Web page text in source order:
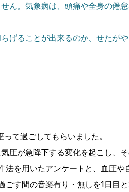
ん。気象病は、頭痛や全身の倦
げることが出来るのか、せた
て過ごしてもらいました。
圧が急降下する変化を起こし、
を用いたアンケートと、血圧や
す間の音楽有り・無しを1日目と